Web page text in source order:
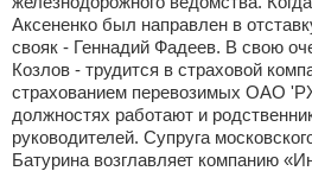
Аксененко был направлен в
свояк - Геннадий Фадеев. В свою
Козлов - трудится в страховой
страхованием перевозимых ОАО
должностях работают и
руководителей. Супруга
Батурина возглавляет компанию